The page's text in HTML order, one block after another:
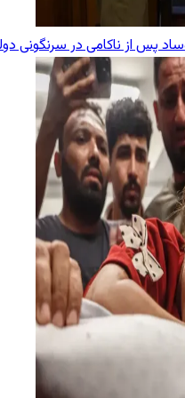
پس از ناکامی در سرنگونی